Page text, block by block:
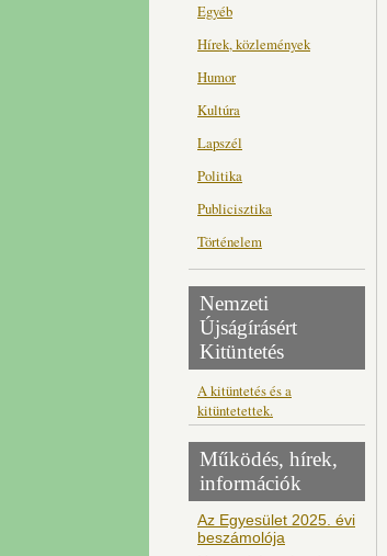
Egyéb
Hírek, közlemények
Humor
Kultúra
Lapszél
Politika
Publicisztika
Történelem
Nemzeti
Újságírásért
Kitüntetés
A kitüntetés és a
kitüntetettek.
Működés, hírek,
információk
Az Egyesület 2025. évi
beszámolója